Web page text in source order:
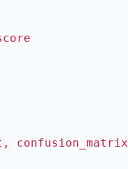
confusion_matrix